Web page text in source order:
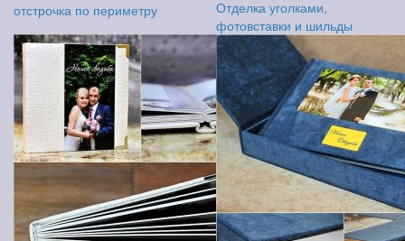
отстрочка по периметру
Отделка уголками,
фотовставки и шильды